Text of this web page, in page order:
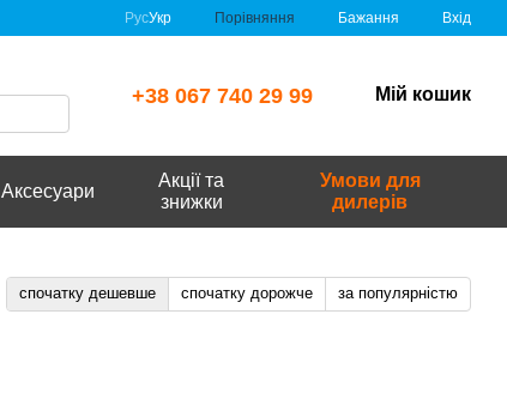
РусУкр Порівняння Бажання Вхід
+38 067 740 29 99 Мій кошик
Аксесуари
Акції та
знижки
Умови для
дилерів
спочатку дешевше спочатку дорожче за популярністю